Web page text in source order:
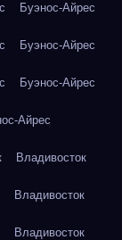
Буэнос-Айрес
Буэнос-Айрес
Буэнос-Айрес
Айрес
Владивосток
Владивосток
Владивосток